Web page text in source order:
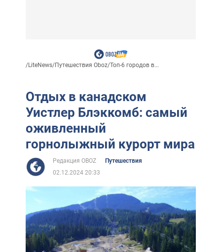
/LiteNews/Путешествия Oboz/Топ-6 городов в...
Отдых в канадском
Уистлер Блэккомб: самый
оживленный
горнолыжный курорт мира
Редакция OBOZ
Путешествия
02.12.2024 20:33